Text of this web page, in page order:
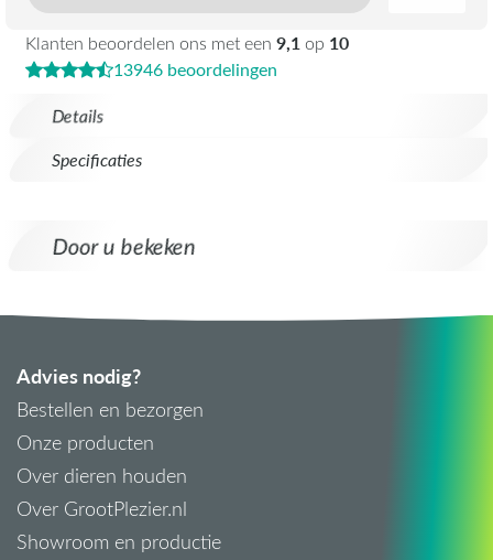
Details
Specificaties
Klanten beoordelen ons met een 9,1 op 10
13946 beoordelingen
Door u bekeken
Advies nodig?
Bestellen en bezorgen
Onze producten
Over dieren houden
Over GrootPlezier.nl
Showroom en productie